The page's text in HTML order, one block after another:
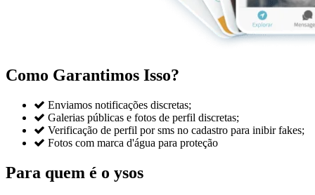
Como Garantimos Isso?
 Enviamos notificações discretas;
 Galerias públicas e fotos de perfil discretas;
 Verificação de perfil por sms no cadastro para inibir fakes;
 Fotos com marca d'água para proteção
Para quem é o ysos